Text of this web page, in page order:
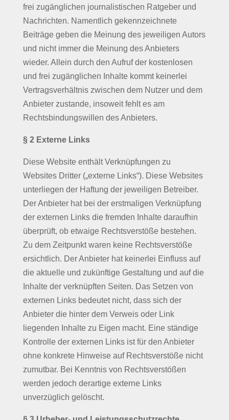
frei zugänglichen journalistischen Ratgeber und
Nachrichten. Namentlich gekennzeichnete
Beiträge geben die Meinung des jeweiligen Autors
und nicht immer die Meinung des Anbieters
wieder. Allein durch den Aufruf der kostenlosen
und frei zugänglichen Inhalte kommt keinerlei
Vertragsverhältnis zwischen dem Nutzer und dem
Anbieter zustande, insoweit fehlt es am
Rechtsbindungswillen des Anbieters.
§ 2 Externe Links
Diese Website enthält Verknüpfungen zu
Websites Dritter („externe Links“). Diese Websites
unterliegen der Haftung der jeweiligen Betreiber.
Der Anbieter hat bei der erstmaligen Verknüpfung
der externen Links die fremden Inhalte daraufhin
überprüft, ob etwaige Rechtsverstöße bestehen.
Zu dem Zeitpunkt waren keine Rechtsverstöße
ersichtlich. Der Anbieter hat keinerlei Einfluss auf
die aktuelle und zukünftige Gestaltung und auf die
Inhalte der verknüpften Seiten. Das Setzen von
externen Links bedeutet nicht, dass sich der
Anbieter die hinter dem Verweis oder Link
liegenden Inhalte zu Eigen macht. Eine ständige
Kontrolle der externen Links ist für den Anbieter
ohne konkrete Hinweise auf Rechtsverstöße nicht
zumutbar. Bei Kenntnis von Rechtsverstößen
werden jedoch derartige externe Links
unverzüglich gelöscht.